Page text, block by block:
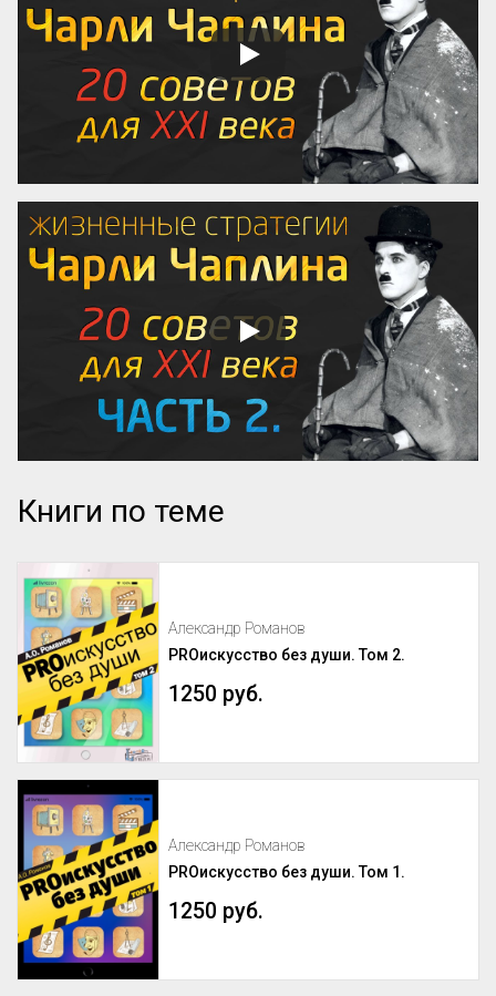
удобный город или комплекс работает
как русская матрешка (или как
Оксфордский колледж).
Человек, который ищет адрес А, сможет
...
Книги по теме
Александр Романов
PROискусство без души. Том 2.
1250 руб.
Александр Романов
PROискусство без души. Том 1.
1250 руб.